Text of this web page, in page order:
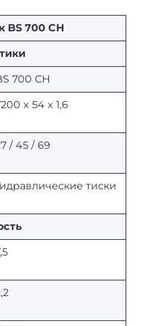
BS 700 CH
700 CH
х 54 х 1,6
/ 45 / 69
тиски